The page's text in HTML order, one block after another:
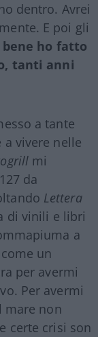
dentro. Avrei
E poi gli
ho fatto
tanti anni
a tante
vivere nelle
mi
da
Lettera
di vinili e libri
a
un
per avermi
Per avermi
mare non
certe crisi son